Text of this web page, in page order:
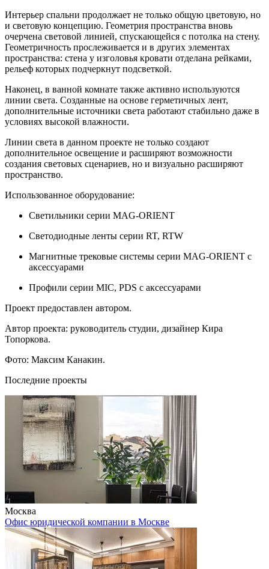
Интерьер спальни продолжает не только общую цветовую, но
и световую концепцию. Геометрия пространства вновь
очерчена световой линией, спускающейся с потолка на стену.
Геометричность прослеживается и в других элементах
пространства: стена у изголовья кровати отделана рейками,
рельеф которых подчеркнут подсветкой.
Наконец, в ванной комнате также активно используются
линии света. Созданные на основе герметичных лент,
дополнительные источники света работают стабильно даже в
условиях высокой влажности.
Линии света в данном проекте не только создают
дополнительное освещение и расширяют возможности
создания световых сценариев, но и визуально расширяют
пространство.
Использованное оборудование:
Светильники серии MAG-ORIENT
Светодиодные ленты серии RT, RTW
Магнитные трековые системы серии MAG-ORIENT с
аксессуарами
Профили серии MIC, PDS с аксессуарами
Проект предоставлен автором.
Автор проекта: руководитель студии, дизайнер Кира
Топоркова.
Фото: Максим Канакин.
Последние проекты
Москва
Офис юридической компании в Москве